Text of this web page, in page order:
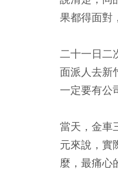
果都得面對
二十一日二
面派人去新
一定要有公
當天，金車
元來說，實
麼，最痛心